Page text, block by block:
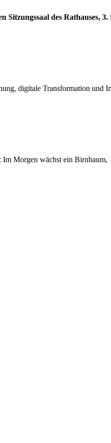
Sitzungssaal des Rathauses,
digitale Transformation und
Morgen wächst ein